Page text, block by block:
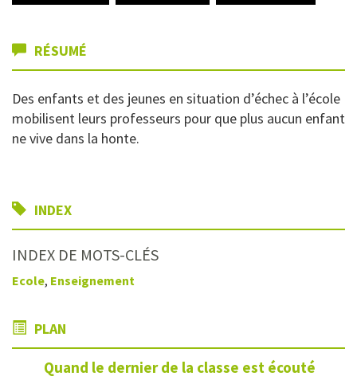
RÉSUMÉ
Des enfants et des jeunes en situation d’échec à l’école
mobilisent leurs professeurs pour que plus aucun enfant
ne vive dans la honte.
INDEX
INDEX DE MOTS-CLÉS
Ecole, Enseignement
PLAN
Quand le dernier de la classe est écouté